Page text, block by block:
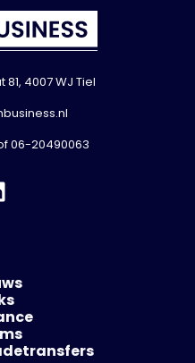
81, 4007 WJ Tiel
06-20490063